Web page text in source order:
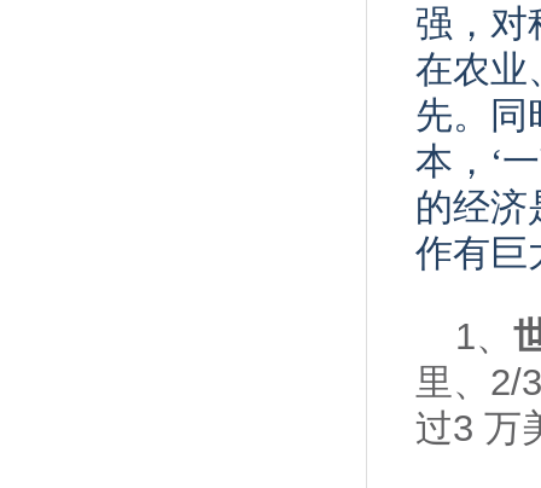
强，对
在农业
先。同
本，‘
的经济
作有巨
1、
里、2/
过3 万